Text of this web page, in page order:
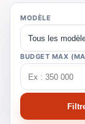
MODÈLE
BUDGET MAX